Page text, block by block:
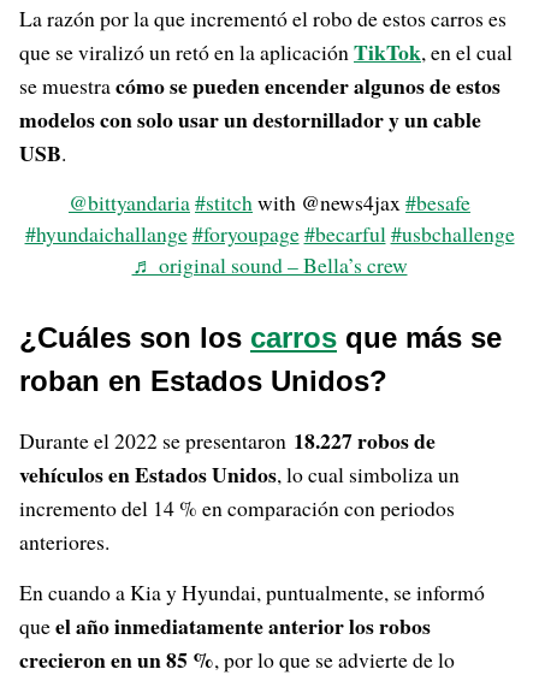
La razón por la que incrementó el robo de estos carros es
que se viralizó un retó en la aplicaciónTikTok, en el cual
se muestracómo se pueden encender algunos de estos
modelos con solo usar un destornillador y un cable
USB.
@bittyandaria#stitchwith @news4jax#besafe
#hyundaichallange#foryoupage#becarful#usbchallenge
♬ original sound – Bella’s crew
¿Cuáles son los carros que más se
roban en Estados Unidos?
Durante el 2022 se presentaron 18.227 robos de
vehículos en Estados Unidos, lo cual simboliza un
incremento del 14 % en comparación con periodos
anteriores.
En cuando a Kia y Hyundai, puntualmente, se informó
queel año inmediatamente anterior los robos
crecieron en un 85 %, por lo que se advierte de lo